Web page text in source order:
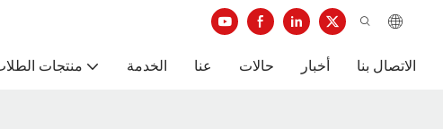
منتجات الخدمة عنا حالات أخبار الاتصال بنا